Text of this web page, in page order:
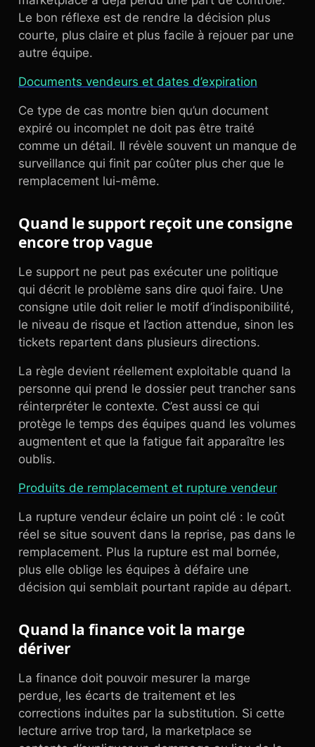
Le bon réflexe est de rendre la décision plus
courte, plus claire et plus facile à rejouer par une
autre équipe.
Documents vendeurs et dates d’expiration
Ce type de cas montre bien qu’un document
expiré ou incomplet ne doit pas être traité
comme un détail. Il révèle souvent un manque de
surveillance qui finit par coûter plus cher que le
remplacement lui-même.
Quand le support reçoit une consigne
encore trop vague
Le support ne peut pas exécuter une politique
qui décrit le problème sans dire quoi faire. Une
consigne utile doit relier le motif d’indisponibilité,
le niveau de risque et l’action attendue, sinon les
tickets repartent dans plusieurs directions.
La règle devient réellement exploitable quand la
personne qui prend le dossier peut trancher sans
réinterpréter le contexte. C’est aussi ce qui
protège le temps des équipes quand les volumes
augmentent et que la fatigue fait apparaître les
oublis.
Produits de remplacement et rupture vendeur
La rupture vendeur éclaire un point clé : le coût
réel se situe souvent dans la reprise, pas dans le
remplacement. Plus la rupture est mal bornée,
plus elle oblige les équipes à défaire une
décision qui semblait pourtant rapide au départ.
Quand la finance voit la marge
dériver
La finance doit pouvoir mesurer la marge
perdue, les écarts de traitement et les
corrections induites par la substitution. Si cette
lecture arrive trop tard, la marketplace se